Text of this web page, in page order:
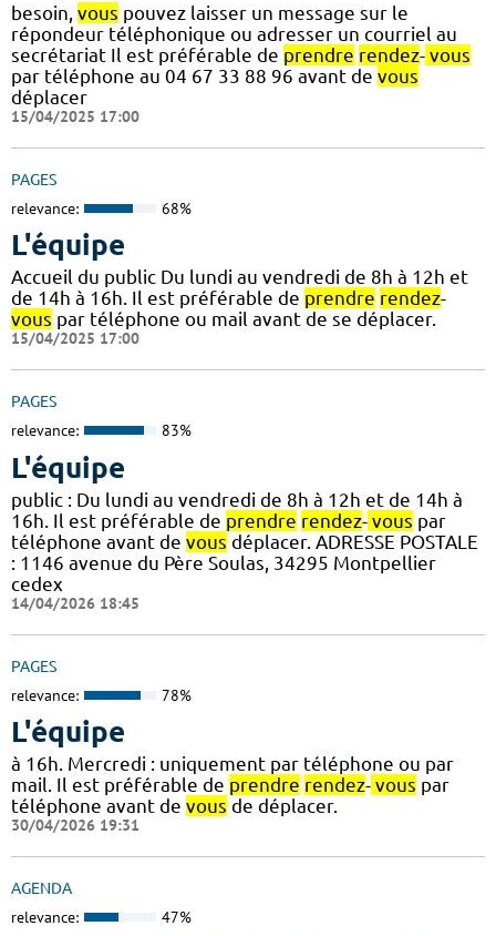
besoin, vous pouvez laisser un message sur le
répondeur téléphonique ou adresser un courriel au
secrétariat Il est préférable de prendre rendez- vous
par téléphone au 04 67 33 88 96 avant de vous
déplacer
15/04/2025 17:00
PAGES
relevance: 68%
L'équipe
Accueil du public Du lundi au vendredi de 8h à 12h et
de 14h à 16h. Il est préférable de prendre rendez-
vous par téléphone ou mail avant de se déplacer.
15/04/2025 17:00
PAGES
relevance: 83%
L'équipe
public : Du lundi au vendredi de 8h à 12h et de 14h à
16h. Il est préférable de prendre rendez- vous par
téléphone avant de vous déplacer. ADRESSE POSTALE
: 1146 avenue du Père Soulas, 34295 Montpellier
cedex
14/04/2026 18:45
PAGES
relevance: 78%
L'équipe
à 16h. Mercredi : uniquement par téléphone ou par
mail. Il est préférable de prendre rendez- vous par
téléphone avant de vous de déplacer.
30/04/2026 19:31
AGENDA
relevance: 47%